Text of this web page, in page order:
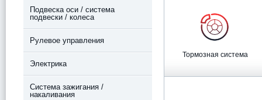
Подвеска оси / система
подвески / колеса
Рулевое управления
Электрика
Система зажигания /
накаливания
Тормозная система